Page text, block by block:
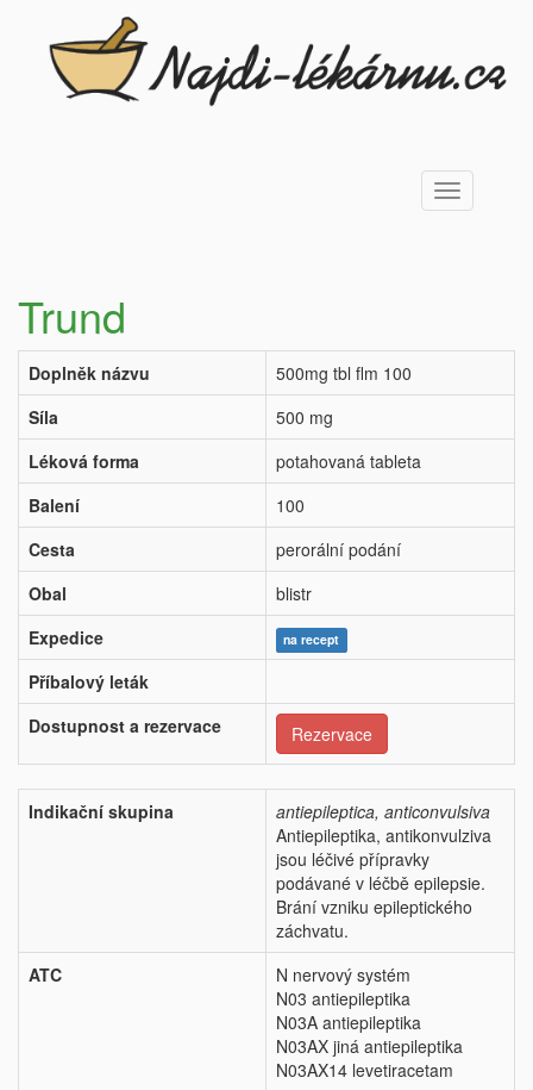
Toggle
navigation
Trund
Doplněk názvu
500mg tbl flm 100
Síla
500 mg
Léková forma
potahovaná tableta
Balení
100
Cesta
perorální podání
Obal
blistr
Expedice
na recept
Příbalový leták
Dostupnost a rezervace
Rezervace
Indikační skupina
antiepileptica, anticonvulsiva
Antiepileptika, antikonvulziva
jsou léčivé přípravky
podávané v léčbě epilepsie.
Brání vzniku epileptického
záchvatu.
ATC
N nervový systém
N03 antiepileptika
N03A antiepileptika
N03AX jiná antiepileptika
N03AX14 levetiracetam